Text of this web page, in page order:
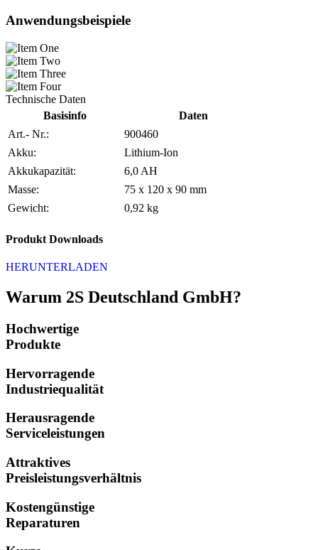
Anwendungsbeispiele
Technische Daten
Basisinfo
Daten
Art.- Nr.:
900460
Akku:
Lithium-Ion
Akkukapazität:
6,0 AH
Masse:
75 x 120 x 90 mm
Gewicht:
0,92 kg
Produkt Downloads
HERUNTERLADEN
Warum 2S Deutschland GmbH?
Hochwertige
Produkte
Hervorragende
Industriequalität
Herausragende
Serviceleistungen
Attraktives
Preisleistungsverhältnis
Kostengünstige
Reparaturen